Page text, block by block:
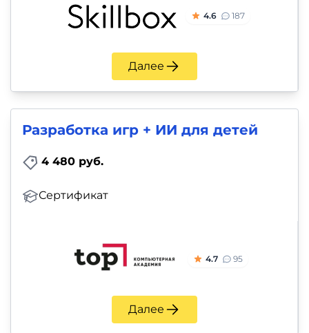
4.6 187
Далее
Разработка игр + ИИ для детей
4 480 руб.
Сертификат
4.7 95
Далее
Психология
саморазвитие
Прочее
Репетиторы
Тесты
на